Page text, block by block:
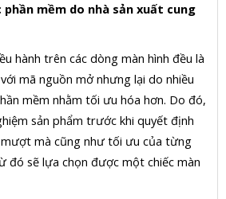
phần mềm do nhà sản xuất cung
hành trên các dòng màn hình đều là
mã nguồn mở nhưng lại do nhiều
mềm nhằm tối ưu hóa hơn. Do đó,
sản phẩm trước khi quyết định
mà cũng như tối ưu của từng
đó sẽ lựa chọn được một chiếc màn